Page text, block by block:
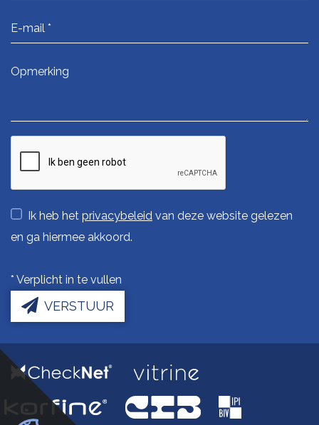
Ik heb het privacybeleid van deze website gelezen
en ga hiermee akkoord.
* Verplicht in te vullen
VERSTUUR